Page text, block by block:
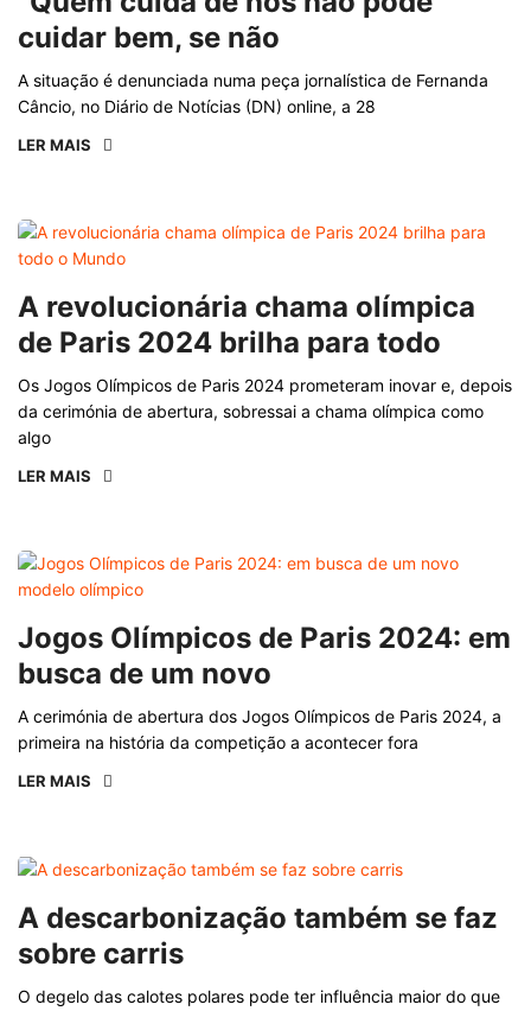
cuidar bem, se não
A situação é denunciada numa peça jornalística de Fernanda
Câncio, no Diário de Notícias (DN) online, a 28
LER MAIS
A revolucionária chama olímpica
de Paris 2024 brilha para todo
Os Jogos Olímpicos de Paris 2024 prometeram inovar e, depois
da cerimónia de abertura, sobressai a chama olímpica como
algo
LER MAIS
Jogos Olímpicos de Paris 2024: em
busca de um novo
A cerimónia de abertura dos Jogos Olímpicos de Paris 2024, a
primeira na história da competição a acontecer fora
LER MAIS
A descarbonização também se faz
sobre carris
O degelo das calotes polares pode ter influência maior do que